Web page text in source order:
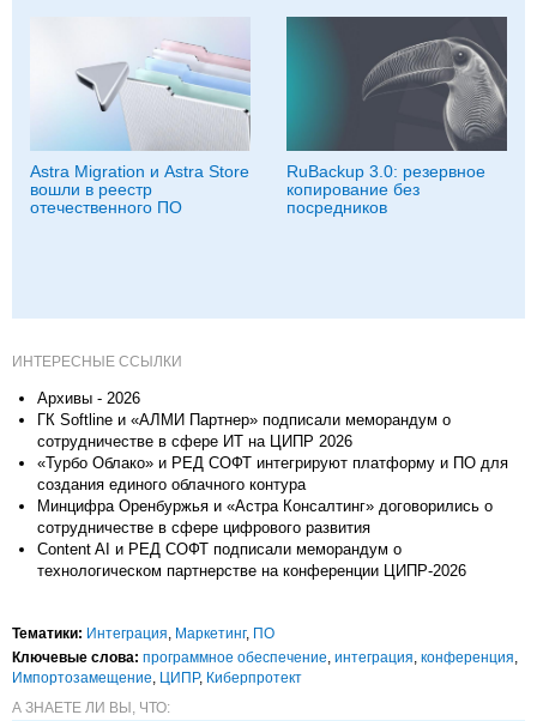
Astra Migration и Astra Store
вошли в реестр
отечественного ПО
RuBackup 3.0: резервное
копирование без
посредников
ИНТЕРЕСНЫЕ ССЫЛКИ
Архивы - 2026
ГК Softline и «АЛМИ Партнер» подписали меморандум о
сотрудничестве в сфере ИТ на ЦИПР 2026
«Турбо Облако» и РЕД СОФТ интегрируют платформу и ПО для
создания единого облачного контура
Минцифра Оренбуржья и «Астра Консалтинг» договорились о
сотрудничестве в сфере цифрового развития
Content AI и РЕД СОФТ подписали меморандум о
технологическом партнерстве на конференции ЦИПР-2026
Тематики: Интеграция, Маркетинг, ПО
Ключевые слова: программное обеспечение, интеграция, конференция,
Импорто­замещение, ЦИПР, Киберпротект
А ЗНАЕТЕ ЛИ ВЫ, ЧТО: